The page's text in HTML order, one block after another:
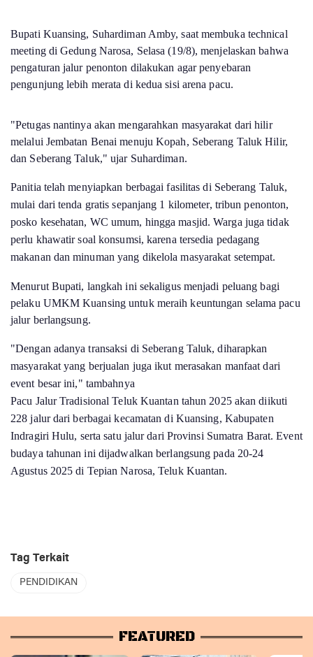
Bupati Kuansing, Suhardiman Amby, saat membuka technical
meeting di Gedung Narosa, Selasa (19/8), menjelaskan bahwa
pengaturan jalur penonton dilakukan agar penyebaran
pengunjung lebih merata di kedua sisi arena pacu.
"Petugas nantinya akan mengarahkan masyarakat dari hilir
melalui Jembatan Benai menuju Kopah, Seberang Taluk Hilir,
dan Seberang Taluk," ujar Suhardiman.
Panitia telah menyiapkan berbagai fasilitas di Seberang Taluk,
mulai dari tenda gratis sepanjang 1 kilometer, tribun penonton,
posko kesehatan, WC umum, hingga masjid. Warga juga tidak
perlu khawatir soal konsumsi, karena tersedia pedagang
makanan dan minuman yang dikelola masyarakat setempat.
Menurut Bupati, langkah ini sekaligus menjadi peluang bagi
pelaku UMKM Kuansing untuk meraih keuntungan selama pacu
jalur berlangsung.
"Dengan adanya transaksi di Seberang Taluk, diharapkan
masyarakat yang berjualan juga ikut merasakan manfaat dari
event besar ini," tambahnya
Pacu Jalur Tradisional Teluk Kuantan tahun 2025 akan diikuti
228 jalur dari berbagai kecamatan di Kuansing, Kabupaten
Indragiri Hulu, serta satu jalur dari Provinsi Sumatra Barat. Event
budaya tahunan ini dijadwalkan berlangsung pada 20-24
Agustus 2025 di Tepian Narosa, Teluk Kuantan.
Tag Terkait
PENDIDIKAN
FEATURED